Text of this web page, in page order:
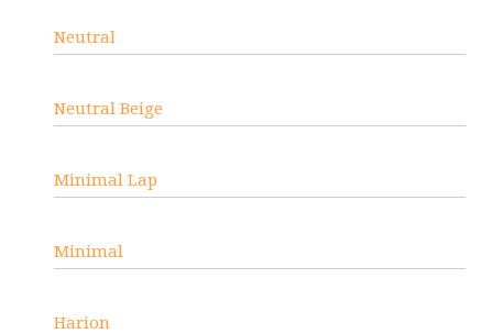
Neutral
Neutral Beige
Minimal Lap
Minimal
Harion